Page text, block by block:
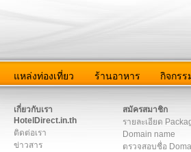
แหล่งท่องเที่ยว ร้านอาหาร กิจกรร
เกี่ยวกับเรา
HotelDirect.in.th
ติดต่อเรา
ข่าวสาร
สมัครสมาชิก
รายละเอียด
Domain name
ตรวจสอบชื่อ